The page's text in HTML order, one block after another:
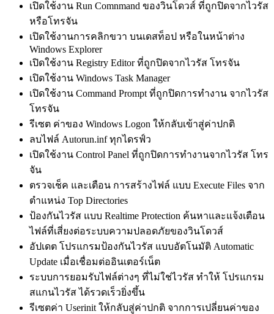
เปิดใช้งาน Run Comnmand ของวินโดวส์ ที่ถูกปิดจากไวรัส
หรือโทรจัน
เปิดใช้งานการคลิกขวา บนเดสท็อป หรือในหน้าต่าง
Windows Explorer
เปิดใช้งาน Registry Editor ที่ถูกปิดจากไวรัส โทรจัน
เปิดใช้งาน Windows Task Manager
เปิดใช้งาน Command Prompt ที่ถูกปิดการทำงาน จากไวรัส
โทรจัน
รีเซต ค่าของ Windows Logon ให้กลับเข้าสู่ค่าปกติ
ลบไฟล์ Autorun.inf ทุกไดรฟ์ว
เปิดใช้งาน Control Panel ที่ถูกปิดการทำงานจากไวรัส โทร
จัน
ตรวจเช็ค และเตือน การสร้างไฟล์ แบบ Execute Files จาก
ตำแหน่ง Top Directories
ป้องกันไวรัส แบบ Realtime Protection ค้นหาและแจ้งเตือน
ไฟล์ที่เสี่ยงต่อระบบความปลอดภัยของวินโดวส์
อัปเดต โปรแกรมป้องกันไวรัส แบบอัตโนมัติ Automatic
Update เมื่อเชื่อมต่ออินเตอร์เน็ต
ระบบการยอมรับไฟล์ต่างๆ ที่ไม่ใช่ไวรัส ทำให้ โปรแกรม
สแกนไวรัส ได้รวดเร็วยิ่งขึ้น
รีเซตค่า Userinit ให้กลับสู่ค่าปกติ จากการเปลี่ยนค่าของ